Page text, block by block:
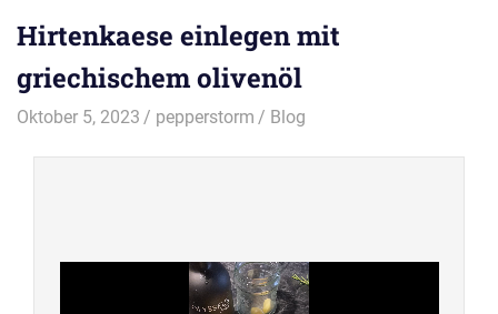
Hirtenkaese einlegen mit
griechischem olivenöl
Oktober 5, 2023 pepperstorm Blog